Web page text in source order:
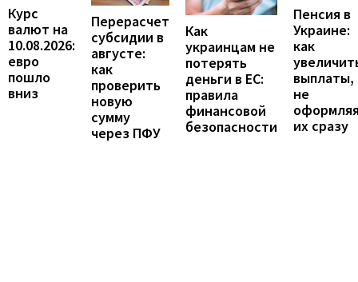
Курс
валют на
10.08.2026:
евро
пошло
вниз
Перерасчет
субсидии в
августе:
как
проверить
новую
сумму
через ПФУ
Как
украинцам не
потерять
деньги в ЕС:
правила
финансовой
безопасности
Пенсия в
Украине:
как
выплаты,
не
их сразу